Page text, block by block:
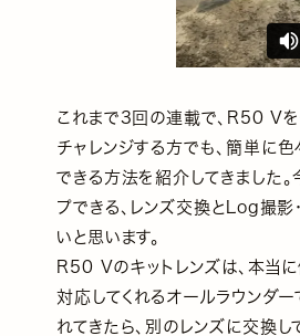
これまで3回の連載で、R50 V
チャレンジする方でも、簡単に
できる方法を紹介してきました
プできる、レンズ交換とLog撮影
いと思います。
R50 Vのキットレンズは、本当
対応してくれるオールラウンダー
れてきたら、別のレンズに交換し